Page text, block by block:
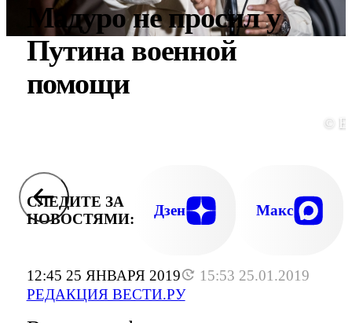
12:45 25 ЯНВАРЯ 2019
15:53 25.01.2019
РЕДАКЦИЯ ВЕСТИ.РУ
Мадуро не просил у
Путина военной
помощи
©
СЛЕДИТЕ ЗА
НОВОСТЯМИ:
Дзен Макс